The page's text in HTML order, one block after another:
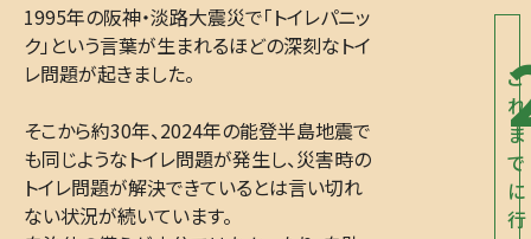
1995年の阪神・淡路大震災で「トイレパニッ
ク」という言葉が生まれるほどの深刻なトイ
レ問題が起きました。
そこから約30年、2024年の能登半島地震で
も同じようなトイレ問題が発生し、災害時の
トイレ問題が解決できているとは言い切れ
ない状況が続いています。
こ
れ
ま
で
に
行